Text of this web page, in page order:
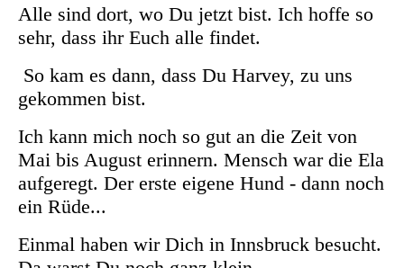
Alle sind dort, wo Du jetzt bist. Ich hoffe so
sehr, dass ihr Euch alle findet.
So kam es dann, dass Du Harvey, zu uns
gekommen bist.
Ich kann mich noch so gut an die Zeit von
Mai bis August erinnern. Mensch war die Ela
aufgeregt. Der erste eigene Hund - dann noch
ein Rüde...
Einmal haben wir Dich in Innsbruck besucht.